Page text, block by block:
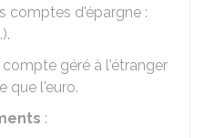
comptes d'épargne :
géré à l'étranger
que l'euro.
: